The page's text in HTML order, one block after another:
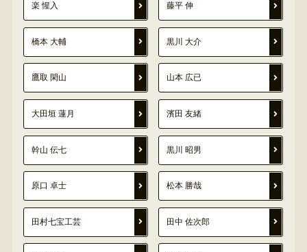
楽 惺入 藤平 伸
橋本 大輔 黒川 大介
鷹取 閑山 山本 広已
大田垣 蓮月 濱田 友緒
幹山 伝七 黒川 昭男
原口 卓士 松本 勝哉
田村七宝工芸 田中 佐次郎